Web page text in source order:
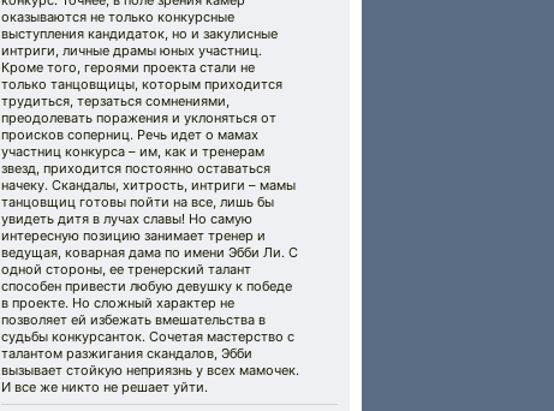
оказываются не только конкурсные
выступления кандидаток, но и закулисные
интриги, личные драмы юных участниц.
Кроме того, героями проекта стали не
только танцовщицы, которым приходится
трудиться, терзаться сомнениями,
преодолевать поражения и уклоняться от
происков соперниц. Речь идет о мамах
участниц конкурса – им, как и тренерам
звезд, приходится постоянно оставаться
начеку. Скандалы, хитрость, интриги – мамы
танцовщиц готовы пойти на все, лишь бы
увидеть дитя в лучах славы! Но самую
интересную позицию занимает тренер и
ведущая, коварная дама по имени Эбби Ли. С
одной стороны, ее тренерский талант
способен привести любую девушку к победе
в проекте. Но сложный характер не
позволяет ей избежать вмешательства в
судьбы конкурсанток. Сочетая мастерство с
талантом разжигания скандалов, Эбби
вызывает стойкую неприязнь у всех мамочек.
И все же никто не решает уйти.